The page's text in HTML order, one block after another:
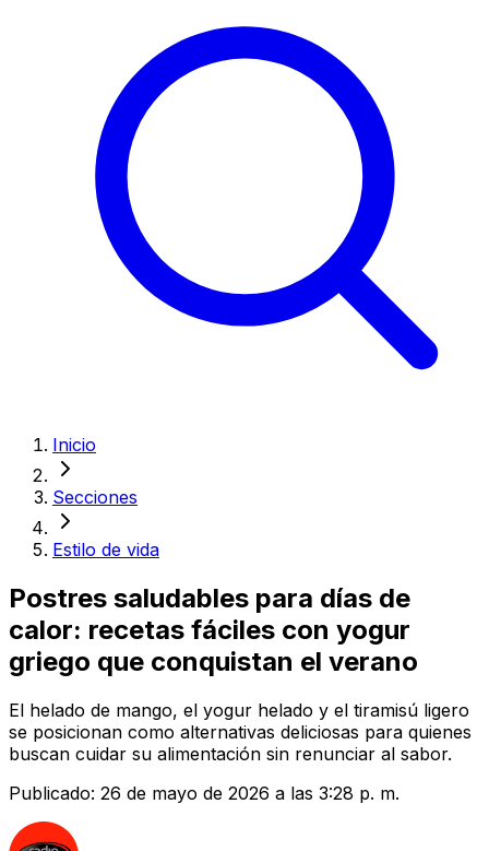
Inicio
Secciones
Estilo de vida
Postres saludables para días de
calor: recetas fáciles con yogur
griego que conquistan el verano
El helado de mango, el yogur helado y el tiramisú ligero
se posicionan como alternativas deliciosas para quienes
buscan cuidar su alimentación sin renunciar al sabor.
Publicado: 26 de mayo de 2026 a las 3:28 p. m.